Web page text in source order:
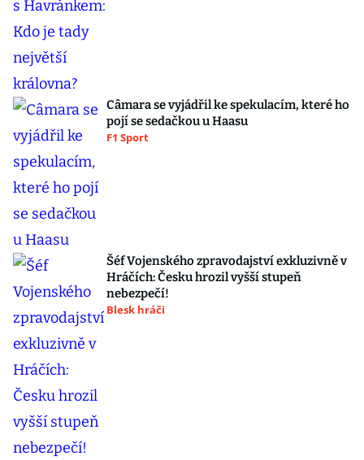
Câmara se vyjádřil ke spekulacím, které ho
pojí se sedačkou u Haasu
F1 Sport
Šéf Vojenského zpravodajství exkluzivně v
Hráčích: Česku hrozil vyšší stupeň
nebezpečí!
Blesk hráči